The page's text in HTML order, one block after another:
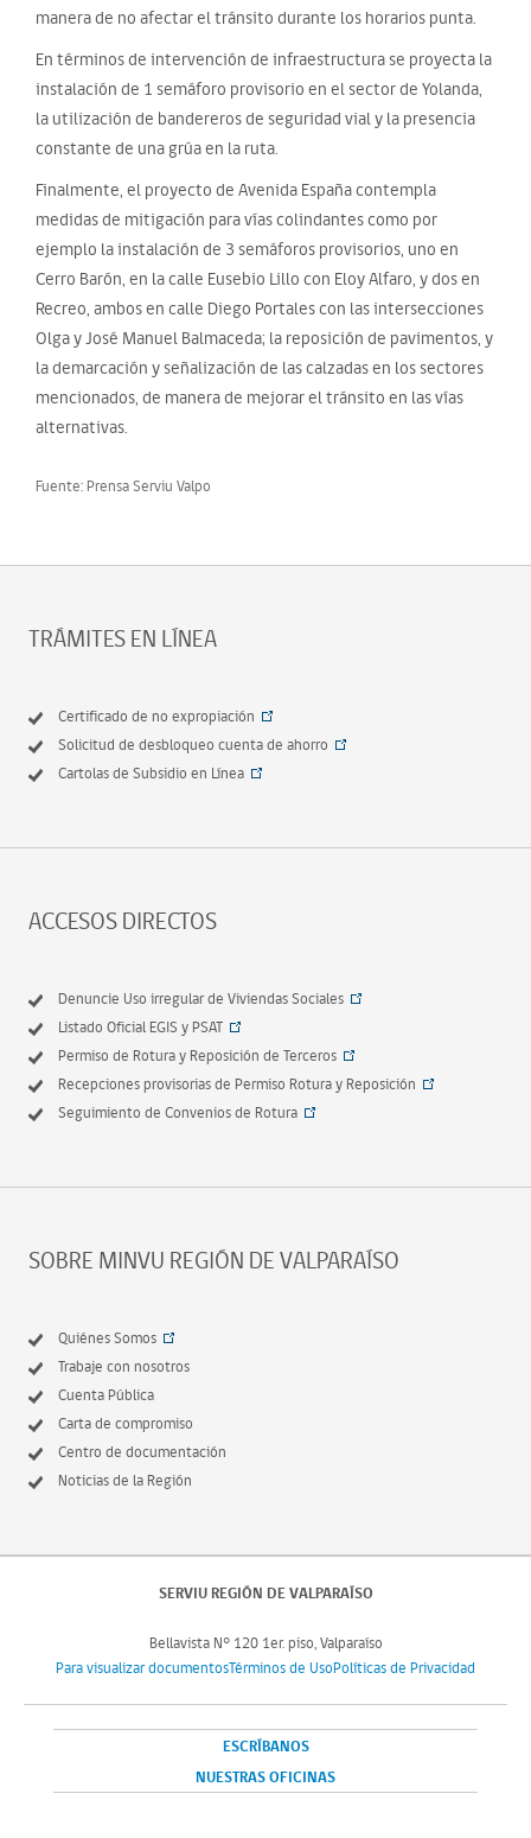
manera de no afectar el tránsito durante los horarios punta.
En términos de intervención de infraestructura se proyecta la
instalación de 1 semáforo provisorio en el sector de Yolanda,
la utilización de bandereros de seguridad vial y la presencia
constante de una grúa en la ruta.
Finalmente, el proyecto de Avenida España contempla
medidas de mitigación para vías colindantes como por
ejemplo la instalación de 3 semáforos provisorios, uno en
Cerro Barón, en la calle Eusebio Lillo con Eloy Alfaro, y dos en
Recreo, ambos en calle Diego Portales con las intersecciones
Olga y José Manuel Balmaceda; la reposición de pavimentos, y
la demarcación y señalización de las calzadas en los sectores
mencionados, de manera de mejorar el tránsito en las vías
alternativas.
Fuente: Prensa Serviu Valpo
TRÁMITES EN LÍNEA
Certificado de no expropiación
Solicitud de desbloqueo cuenta de ahorro
Cartolas de Subsidio en Línea
ACCESOS DIRECTOS
Denuncie Uso irregular de Viviendas Sociales
Listado Oficial EGIS y PSAT
Permiso de Rotura y Reposición de Terceros
Recepciones provisorias de Permiso Rotura y Reposición
Seguimiento de Convenios de Rotura
SOBRE MINVU REGIÓN DE VALPARAÍSO
Quiénes Somos
Trabaje con nosotros
Cuenta Pública
Carta de compromiso
Centro de documentación
Noticias de la Región
SERVIU REGIÓN DE VALPARAÍSO
Bellavista N° 120 1er. piso, Valparaíso
Para visualizar documentosTérminos de UsoPolíticas de Privacidad
ESCRÍBANOS
NUESTRAS OFICINAS